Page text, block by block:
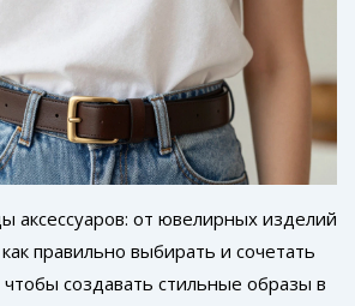
аксессуаров: от ювелирных изделий
правильно выбирать и сочетать
создавать стильные образы в